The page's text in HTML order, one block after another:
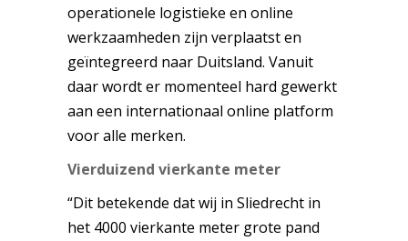
operationele logistieke en online
werkzaamheden zijn verplaatst en
geïntegreerd naar Duitsland. Vanuit
daar wordt er momenteel hard gewerkt
aan een internationaal online platform
voor alle merken.
Vierduizend vierkante meter
“Dit betekende dat wij in Sliedrecht in
het 4000 vierkante meter grote pand